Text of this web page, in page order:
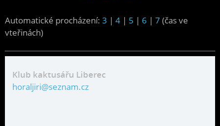
Automatické procházení: 3 | 4 | 5 | 6 | 7 (čas ve
vteřinách)
Klub kaktusářu Liberec
horaljiri@seznam.cz